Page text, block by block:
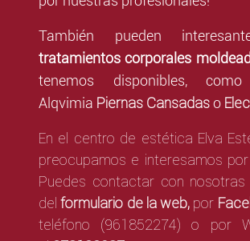
También pueden
tratamientos corporales
tenemos disponibles,
Alqvimia Piernas Cansadaso
En el centro de estética Elva
preocupamos e interesamos
Puedes contactar con
del formulario de la web, por
teléfono (961852274) o por